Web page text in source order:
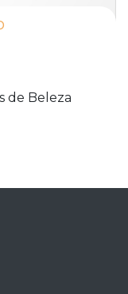
de Beleza